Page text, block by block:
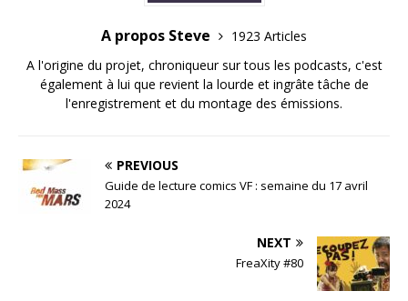
A propos Steve
1923 Articles
A l'origine du projet, chroniqueur sur tous les podcasts, c'est
également à lui que revient la lourde et ingrâte tâche de
l'enregistrement et du montage des émissions.
PREVIOUS
Guide de lecture comics VF : semaine du 17 avril
2024
NEXT
FreaXity #80